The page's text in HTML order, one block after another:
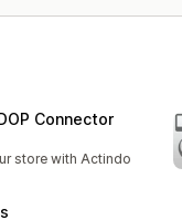
Connector
store with Actindo